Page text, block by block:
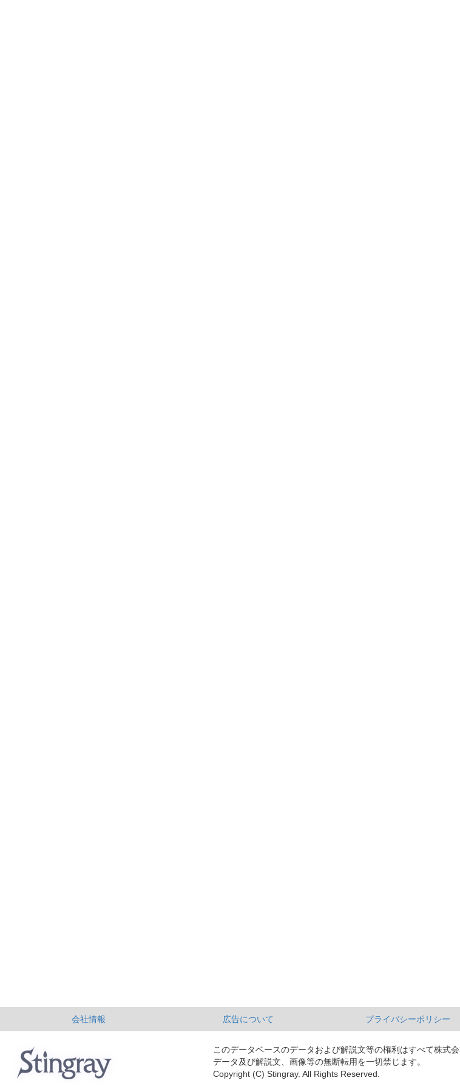
会社情報 広告について プライバシーポリシー
このデータベースのデータおよび解説文等の権利はすべて株式
データ及び解説文、画像等の無断転用を一切禁じます。
Copyright (C) Stingray. All Rights Reserved.